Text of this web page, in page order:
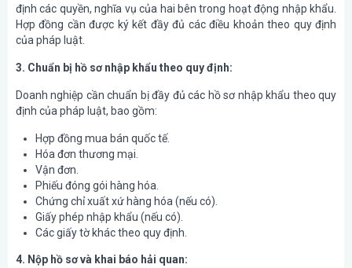
định các quyền, nghĩa vụ của hai bên trong hoạt động nhập khẩu.
Hợp đồng cần được ký kết đầy đủ các điều khoản theo quy định
của pháp luật.
3. Chuẩn bị hồ sơ nhập khẩu theo quy định:
Doanh nghiệp cần chuẩn bị đầy đủ các hồ sơ nhập khẩu theo quy
định của pháp luật, bao gồm:
Hợp đồng mua bán quốc tế.
Hóa đơn thương mại.
Vận đơn.
Phiếu đóng gói hàng hóa.
Chứng chỉ xuất xứ hàng hóa (nếu có).
Giấy phép nhập khẩu (nếu có).
Các giấy tờ khác theo quy định.
4. Nộp hồ sơ và khai báo hải quan: